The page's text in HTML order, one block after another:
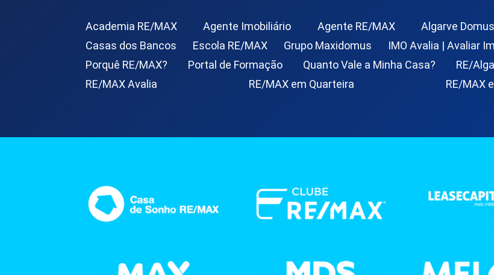
Academia RE/MAX Agente Imobiliário Agente RE/MAX Algarve Domus
Casas dos Bancos
Escola RE/MAX Grupo Maxidomus IMO Avalia | Avaliar
Porquê RE/MAX?
Portal de Formação Quanto Vale a Minha Casa? RE/
RE/MAX Avalia
RE/MAX em Quarteira RE/MAX